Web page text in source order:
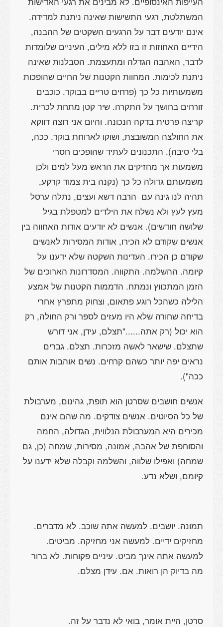
המשתלטת, רגעי התשישות שאינה ניתנת למדידה.
אינם יודעים דבר על הרגעים השקטים של ההבנה,
הידיים האחוזות זו בזו ללא מילים, העיניים שלומדות
לדבר, האהבה הגדלה ומתעצמת. הסבלנות שאינה
ניתנת לכימות. המחוות הקטנות של החיים שהופכות
משמעותיות כל כך (פרחים טריים בבוקר. כוכבים
זורחים בחושך על התקרה. שיר קטן מתחת לכרית.
קריצה פרטית בדקה הנכונה. והיום אני רוצה דווקא
את החולצה המשובצת, ושוקו לארוחת בוקר. ככה,
בלי סיבה). התכנונים לעתיד שהופכים חסרי
משמעות אך מחזיקים את הראש מעל למים ולכן
משמעותם גדולה כל כך (נקנה בית צמוד קרקע,
תהיה לנו גינה עם הרבה דשא ועצים, נתלה ערסל
מעץ לעץ ולא נשלח את הילדים למטפלת בגיל
שלושה חודשים). אנשים לא יודעים אודות האחווה בין
אנשים שקודם לא הכירו, אודות המסירות לאנשים
שקודם כן הכירו. העדינות השקטה שלא ידענו על
קיומה. ההשלמה. התקווה. המסדרונות הארוכים של
הזמן המתכווץ ונמתח. הדממות הקטנות של אמצע
הלילה כשהכל רוגע פתאום, וצחוק מתפרץ אחרי
בדיחה שחורה שלא היו מעזים לספר ורק החולה, רק
הוא יכול (רק אתה......"תצלם, עידן, אני דורש
שתצלם. שישאר לאשה מזכרות. תצלם. גברים
נראים יפה יותר כשהם קרחים. נשים אוהבות אותם
ככה").
אנשים חושבים שסרטן הוא תופת, גהינום, מערבולת
של כל הסיוטים. אנשים צודקים. מה שהם אינם
מכירים היא המערבולת הנלווית, הגדולה, החמה
והסוחפת של אהבה, אמונה, מסירות, שמחה (כן, גם
שמחה) ואפילו שלווה, והשלמה וקבלה שלא ידענו על
קיומם, ושלא נדע.
תמונה. יושבים. למעשה אתה שוכב. לא מדברים.
מחזיקים ידיים. למעשה אני מחזיקה. מביטים.
למעשה אתה אינך מביט. עיניים פקוחות. לא ברור
מה בדיוק הן רואות. אם. עידן מצלם.
סרטן, היית אומר, בואי לא נדבר על זה.